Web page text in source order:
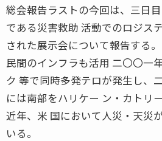
総会報告ラストの今回は、三日
である災害救助 活動でのロジス
された展示会について報告する。
民間のインフラも活用 二〇〇一
ク 等で同時多発テロが発生し、
には南部をハリケー ン・カトリ
近年、米 国において人災・天災
いる。